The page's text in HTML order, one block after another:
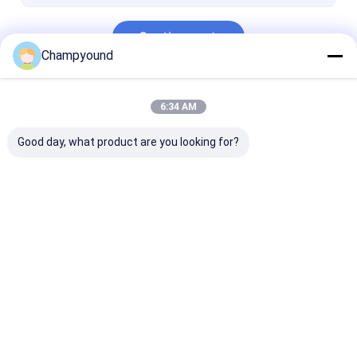
Continue
Champyound
6:34 AM
Good day, what product are you looking for?